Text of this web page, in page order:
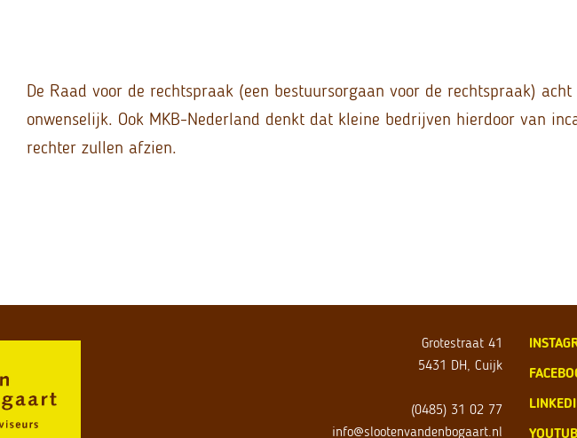
De Raad voor de rechtspraak (een bestuursorgaan voor de rechtspraak)
onwenselijk. Ook MKB-Nederland denkt dat kleine bedrijven hierdoor van
rechter zullen afzien.
Grotestraat 41
5431 DH, Cuijk
(0485) 31 02 77
info@slootenvandenbogaart.nl